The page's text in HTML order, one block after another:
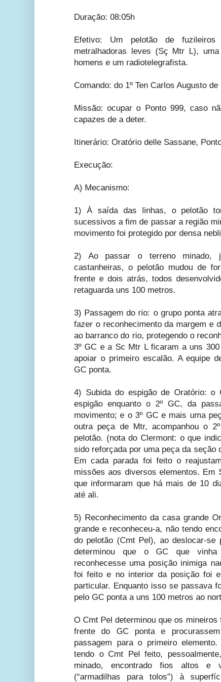
Duração: 08:05h
Efetivo: Um pelotão de
metralhadoras leves (Sç Mtr L),
homens e um radiotelegrafista.
Comando: do 1º Ten Carlos Augusto
Missão: ocupar o Ponto 999, caso
capazes de a deter.
Itinerário: Oratório delle Sassane,
Execução:
A) Mecanismo:
1) À saída das linhas, o pelotão
sucessivos a fim de passar a região
movimento foi protegido por densa
2) Ao passar o terreno minado,
castanheiras, o pelotão mudou de
frente e dois atrás, todos
retaguarda uns 100 metros.
3) Passagem do rio: o grupo ponta
fazer o reconhecimento da margem e
ao barranco do rio, protegendo o
3º GC e a Sc Mtr L ficaram a uns
apoiar o primeiro escalão. A equipe
GC ponta.
4) Subida do espigão de Oratório: o
espigão enquanto o 2º GC, da
movimento; e o 3º GC e mais uma
outra peça de Mtr, acompanhou o
pelotão. (nota do Clermont: o que
sido reforçada por uma peça da seção
Em cada parada foi feito o
missões aos diversos elementos. Em
que informaram que há mais de 10
até ali.
5) Reconhecimento da casa grande
grande e reconheceu-a, não tendo
do pelotão (Cmt Pel), ao deslocar-se
determinou que o GC que
reconhecesse uma posição inimiga
foi feito e no interior da posição foi
particular. Enquanto isso se passava
pelo GC ponta a uns 100 metros ao
O Cmt Pel determinou que os
frente do GC ponta e
passagem para o primeiro
tendo o Cmt Pel feito,
minado, encontrado fios altos e
(“armadilhas para tolos”) à